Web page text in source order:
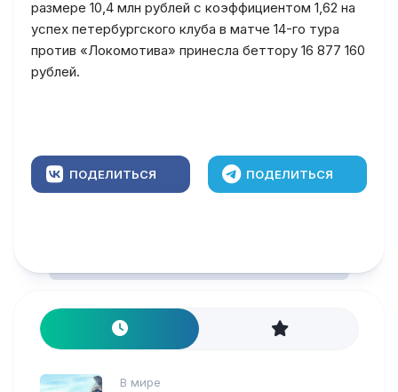
размере 10,4 млн рублей с коэффициентом 1,62 на
успех петербургского клуба в матче 14-го тура
против «Локомотива» принесла беттору 16 877 160
рублей.
ПОДЕЛИТЬСЯ ПОДЕЛИТЬСЯ
В мире